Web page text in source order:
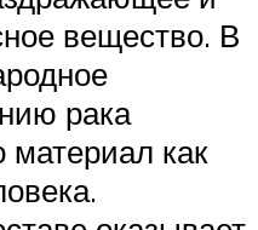
вещество. В
рака
как